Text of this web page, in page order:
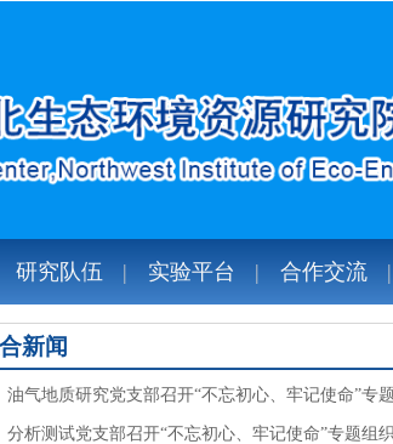
研究队伍 实验平台 合作交流
新闻
油气地质研究党支部召开“不忘初心、牢记使命”专
分析测试党支部召开“不忘初心、牢记使命”专题组